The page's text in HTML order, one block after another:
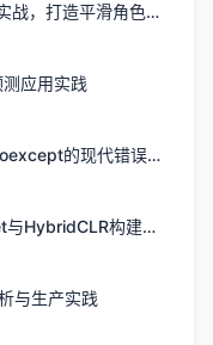
战，打造平滑角色动
应用实践
的现代错误处
HybridCLR构建全
与生产实践